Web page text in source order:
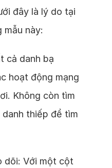
đây là lý do tại
mẫu này:
cả danh bạ
hoạt động mạng
Không còn tìm
danh thiếp để tìm
dõi: Với một cột